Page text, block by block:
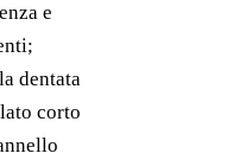
e
dentata
corto